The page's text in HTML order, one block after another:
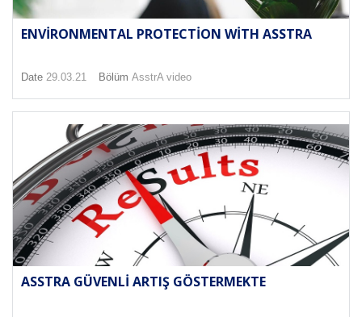
ENVIRONMENTAL PROTECTION WITH ASSTRA
Date 29.03.21 Bölüm AsstrA video
ASSTRA GÜVENLI ARTIŞ GÖSTERMEKTE